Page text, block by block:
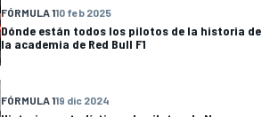
FÓRMULA 110 feb 2025
Dónde están todos los pilotos de la historia de
la academia de Red Bull F1
FÓRMULA 119 dic 2024